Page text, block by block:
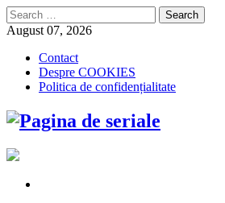
Search
for:
August 07, 2026
Contact
Despre COOKIES
Politica de confidențialitate